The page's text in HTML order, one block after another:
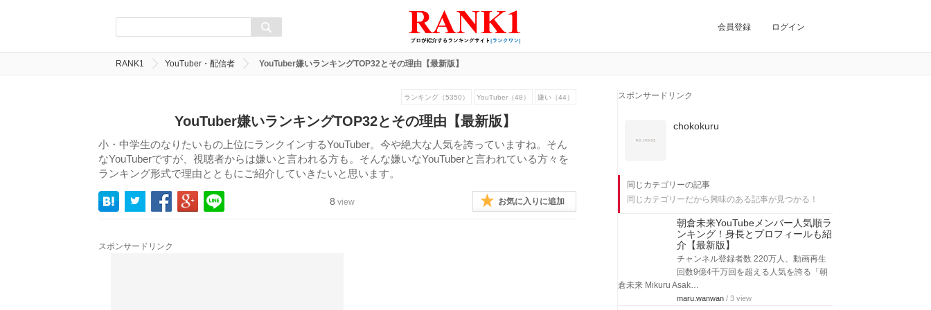
会員登録 ログイン
RANK1 YouTuber・配信者 YouTuber嫌いランキングTOP32とその理由【最新版】
ランキング（5350） YouTuber（48） 嫌い（44）
YouTuber嫌いランキングTOP32とその理由【最新版】
小・中学生のなりたいもの上位にランクインするYouTuber。今や絶大な人気を誇っていますね。そん
なYouTuberですが、視聴者からは嫌いと言われる方も。そんな嫌いなYouTuberと言われている方々を
ランキング形式で理由とともにご紹介していきたいと思います。
8 view お気に入りに追加
スポンサードリンク
スポンサードリンク
chokokuru
同じカテゴリーの記事
同じカテゴリーだから興味のある記事が見つかる！
朝倉未来YouTubeメンバー人気順ラ
ンキング！身長とプロフィールも紹
介【最新版】
チャンネル登録者数 220万人、動画再生
回数9億4千万回を超える人気を誇る「朝
倉未来 Mikuru Asak…
maru.wanwan / 3 view